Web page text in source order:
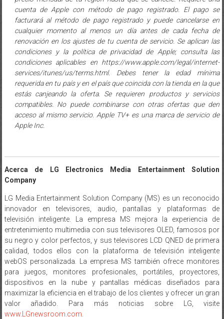
cuenta de Apple con método de pago registrado. El pago se
facturará al método de pago registrado y puede cancelarse en
cualquier momento al menos un día antes de cada fecha de
renovación en los ajustes de tu cuenta de servicio. Se aplican las
condiciones y la política de privacidad de Apple; consulta las
condiciones aplicables en https://www.apple.com/legal/internet-
services/itunes/us/terms.html. Debes tener la edad mínima
requerida en tu país y en el país que coincida con la tienda en la que
estás canjeando la oferta. Se requieren productos y servicios
compatibles. No puede combinarse con otras ofertas que den
acceso al mismo servicio. Apple TV+ es una marca de servicio de
Apple Inc.
Acerca de LG Electronics Media Entertainment Solution
Company
LG Media Entertainment Solution Company (MS) es un reconocido
innovador en televisores, audio, pantallas y plataformas de
televisión inteligente. La empresa MS mejora la experiencia de
entretenimiento multimedia con sus televisores OLED, famosos por
su negro y color perfectos, y sus televisores LCD QNED de primera
calidad, todos ellos con la plataforma de televisión inteligente
webOS personalizada. La empresa MS también ofrece monitores
para juegos, monitores profesionales, portátiles, proyectores,
dispositivos en la nube y pantallas médicas diseñados para
maximizar la eficiencia en el trabajo de los clientes y ofrecer un gran
valor añadido. Para más noticias sobre LG, visite
www.LGnewsroom.com